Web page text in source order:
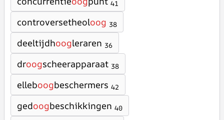
41
controversetheoloog 38
deeltijdhoogleraren 36
droogscheerapparaat 38
elleboogbeschermers 42
gedoogbeschikkingen 40